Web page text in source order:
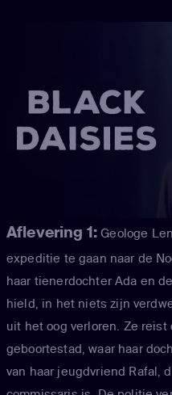
Aflevering 1: Geologe
expeditie te gaan naar de
haar tienerdochter Ada en
hield, in het niets zijn
uit het oog verloren. Ze
geboortestad, waar haar
van haar jeugdvriend Rafal,